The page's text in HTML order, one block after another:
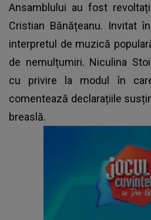
Ansamblului au fost
Cristian Bănățeanu. Invitat
interpretul de muzică
de nemulțumiri. Niculina
cu privire la modul în
comentează declarațiile
breaslă.